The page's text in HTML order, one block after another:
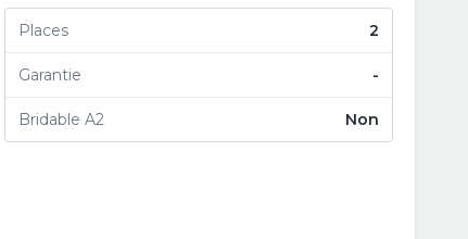
Places 2
Garantie -
Bridable A2 Non